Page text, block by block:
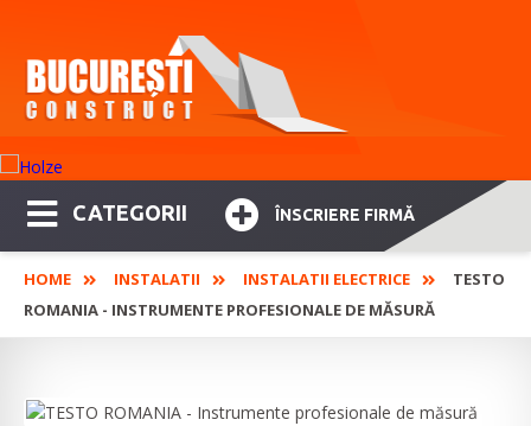
CATEGORII ÎNSCRIERE FIRMĂ
HOME INSTALATII INSTALATII ELECTRICE
TESTO
ROMANIA - INSTRUMENTE PROFESIONALE DE MĂSURĂ